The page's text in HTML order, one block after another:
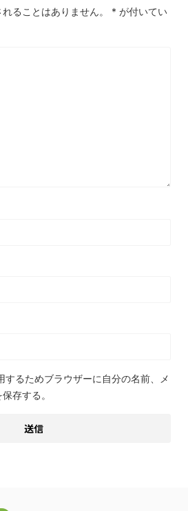
ることはありません。 * が付いてい
するためブラウザーに自分の名前、メ
存する。